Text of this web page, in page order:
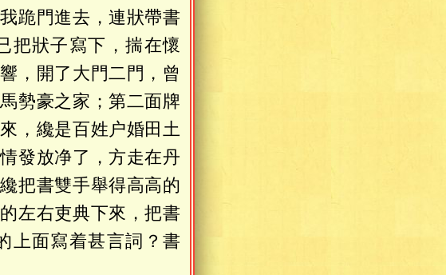
跪門進去，連狀帶書
把狀子寫下，揣在懷
，開了大門二門，曾
勢豪之家；第二面牌
，纔是百姓户婚田土
發放净了，方走在丹
把書雙手舉得高高的
左右吏典下來，把書
上面寫着甚言詞？書